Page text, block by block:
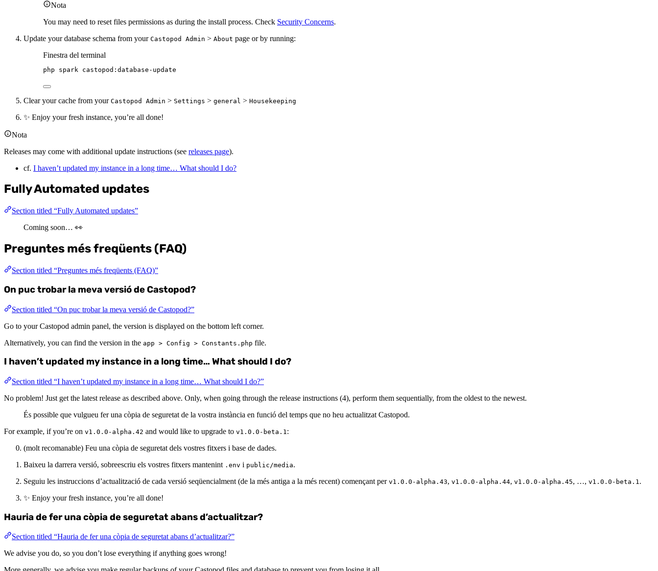
Nota
You may need to reset files permissions as during the install process. Check Security Concerns.
Update your database schema from your Castopod Admin > About page or by running:
Finestra del terminal
php spark castopod:database-update
Clear your cache from your Castopod Admin > Settings > general > Housekeeping
✨ Enjoy your fresh instance, you’re all done!
Nota
Releases may come with additional update instructions (see releases page).
cf. I haven’t updated my instance in a long time… What should I do?
Fully Automated updates
Section titled “Fully Automated updates”
Coming soon… 👀
Preguntes més freqüents (FAQ)
Section titled “Preguntes més freqüents (FAQ)”
On puc trobar la meva versió de Castopod?
Section titled “On puc trobar la meva versió de Castopod?”
Go to your Castopod admin panel, the version is displayed on the bottom left corner.
Alternatively, you can find the version in the app > Config > Constants.php file.
I haven’t updated my instance in a long time… What should I do?
Section titled “I haven’t updated my instance in a long time… What should I do?”
No problem! Just get the latest release as described above. Only, when going through the release instructions (4), perform them sequentially, from the oldest to the newest.
És possible que vulgueu fer una còpia de seguretat de la vostra instància en funció del temps que no heu actualitzat Castopod.
For example, if you’re on v1.0.0-alpha.42 and would like to upgrade to v1.0.0-beta.1:
(molt recomanable) Feu una còpia de seguretat dels vostres fitxers i base de dades.
Baixeu la darrera versió, sobreescriu els vostres fitxers mantenint .env i public/media.
Seguiu les instruccions d’actualització de cada versió seqüencialment (de la més antiga a la més recent) començant per v1.0.0-alpha.43, v1.0.0-alpha.44, v1.0.0-alpha.45, …, v1.0.0-beta.1.
✨ Enjoy your fresh instance, you’re all done!
Hauria de fer una còpia de seguretat abans d’actualitzar?
Section titled “Hauria de fer una còpia de seguretat abans d’actualitzar?”
We advise you do, so you don’t lose everything if anything goes wrong!